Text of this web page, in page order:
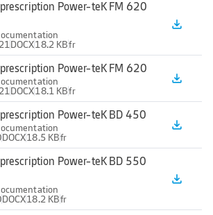
Power-teK FM 620
DOCX18.2 KBfr
file_download
Power-teK FM 620
DOCX18.1 KBfr
file_download
Power-teK BD 450
DOCX18.5 KBfr
file_download
Power-teK BD 550
DOCX18.2 KBfr
file_download